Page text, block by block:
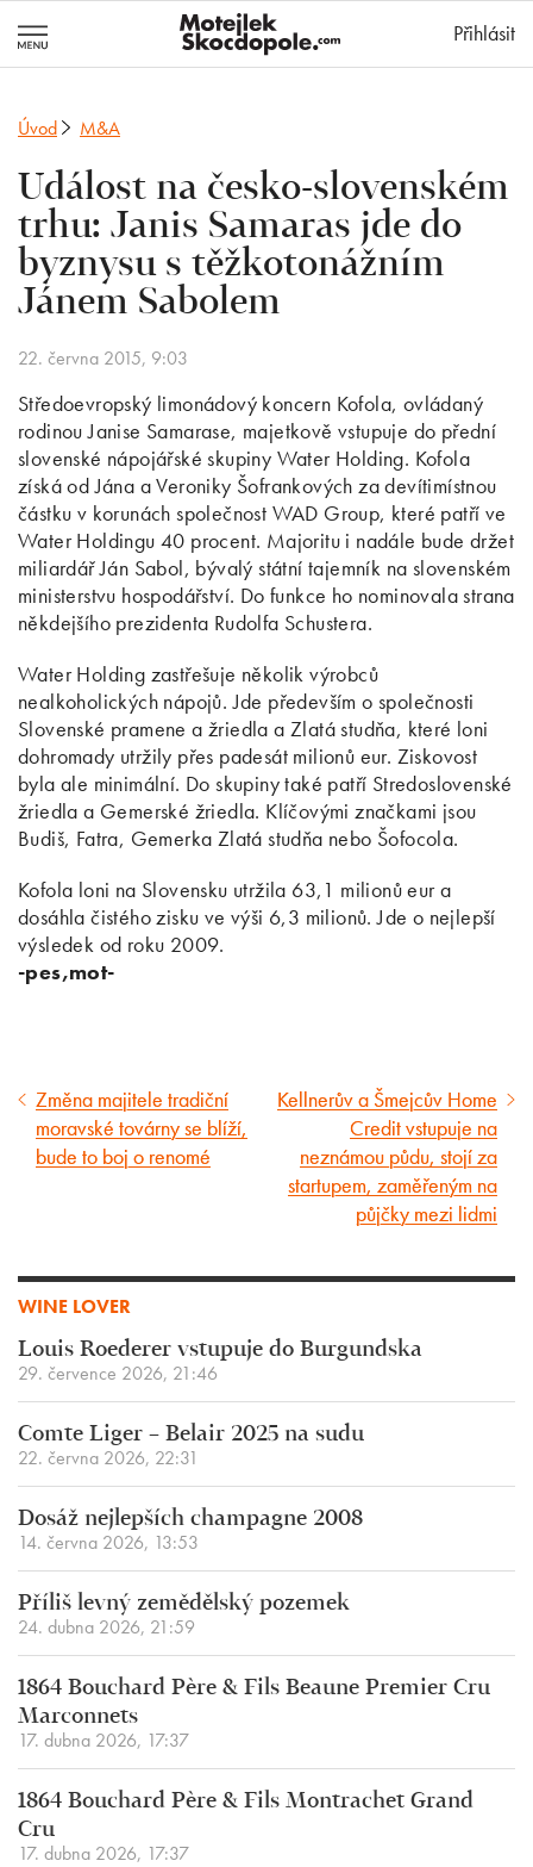
Přihlásit
Úvod M&A
Událost na česko-slovenském
trhu: Janis Samaras jde do
byznysu s těžkotonážním
Jánem Sabolem
22. června 2015, 9:03
Středoevropský limonádový koncern Kofola, ovládaný
rodinou Janise Samarase, majetkově vstupuje do přední
slovenské nápojářské skupiny Water Holding. Kofola
získá od Jána a Veroniky Šofrankových za devítimístnou
částku v korunách společnost WAD Group, které patří ve
Water Holdingu 40 procent. Majoritu i nadále bude držet
miliardář Ján Sabol, bývalý státní tajemník na slovenském
ministerstvu hospodářství. Do funkce ho nominovala strana
někdejšího prezidenta Rudolfa Schustera.
Water Holding zastřešuje několik výrobců
nealkoholických nápojů. Jde především o společnosti
Slovenské pramene a žriedla a Zlatá studňa, které loni
dohromady utržily přes padesát milionů eur. Ziskovost
byla ale minimální. Do skupiny také patří Stredoslovenské
žriedla a Gemerské žriedla. Klíčovými značkami jsou
Budiš, Fatra, Gemerka Zlatá studňa nebo Šofocola.
Kofola loni na Slovensku utržila 63,1 milionů eur a
dosáhla čistého zisku ve výši 6,3 milionů. Jde o nejlepší
výsledek od roku 2009.
-pes,mot-
Předcházející
článek
Změna majitele tradiční
moravské továrny se blíží,
bude to boj o renomé
Následující
článek
Kellnerův a Šmejcův Home
Credit vstupuje na
neznámou půdu, stojí za
startupem, zaměřeným na
půjčky mezi lidmi
WINE LOVER
Louis Roederer vstupuje do Burgundska
29. července 2026, 21:46
Comte Liger – Belair 2025 na sudu
22. června 2026, 22:31
Dosáž nejlepších champagne 2008
14. června 2026, 13:53
Příliš levný zemědělský pozemek
24. dubna 2026, 21:59
1864 Bouchard Père & Fils Beaune Premier Cru
Marconnets
17. dubna 2026, 17:37
1864 Bouchard Père & Fils Montrachet Grand
Cru
17. dubna 2026, 17:37